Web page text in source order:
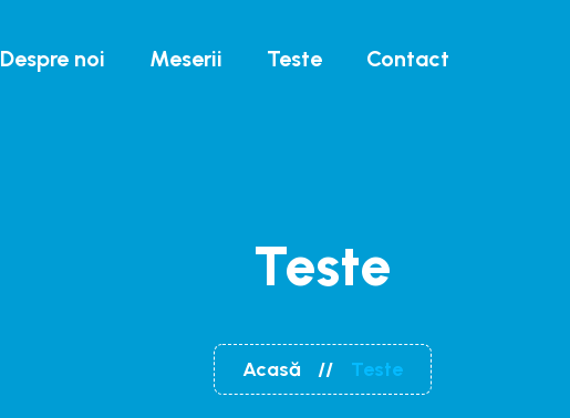
Despre noi Meserii Teste Contact
Teste
Acasă Teste